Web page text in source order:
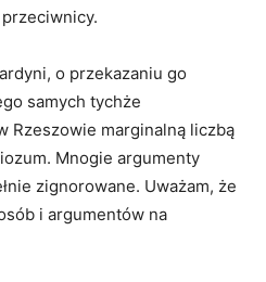
o przekazaniu go
samych tychże
Rzeszowie marginalną liczbą
Mnogie argumenty
zignorowane. Uważam, że
i argumentów na